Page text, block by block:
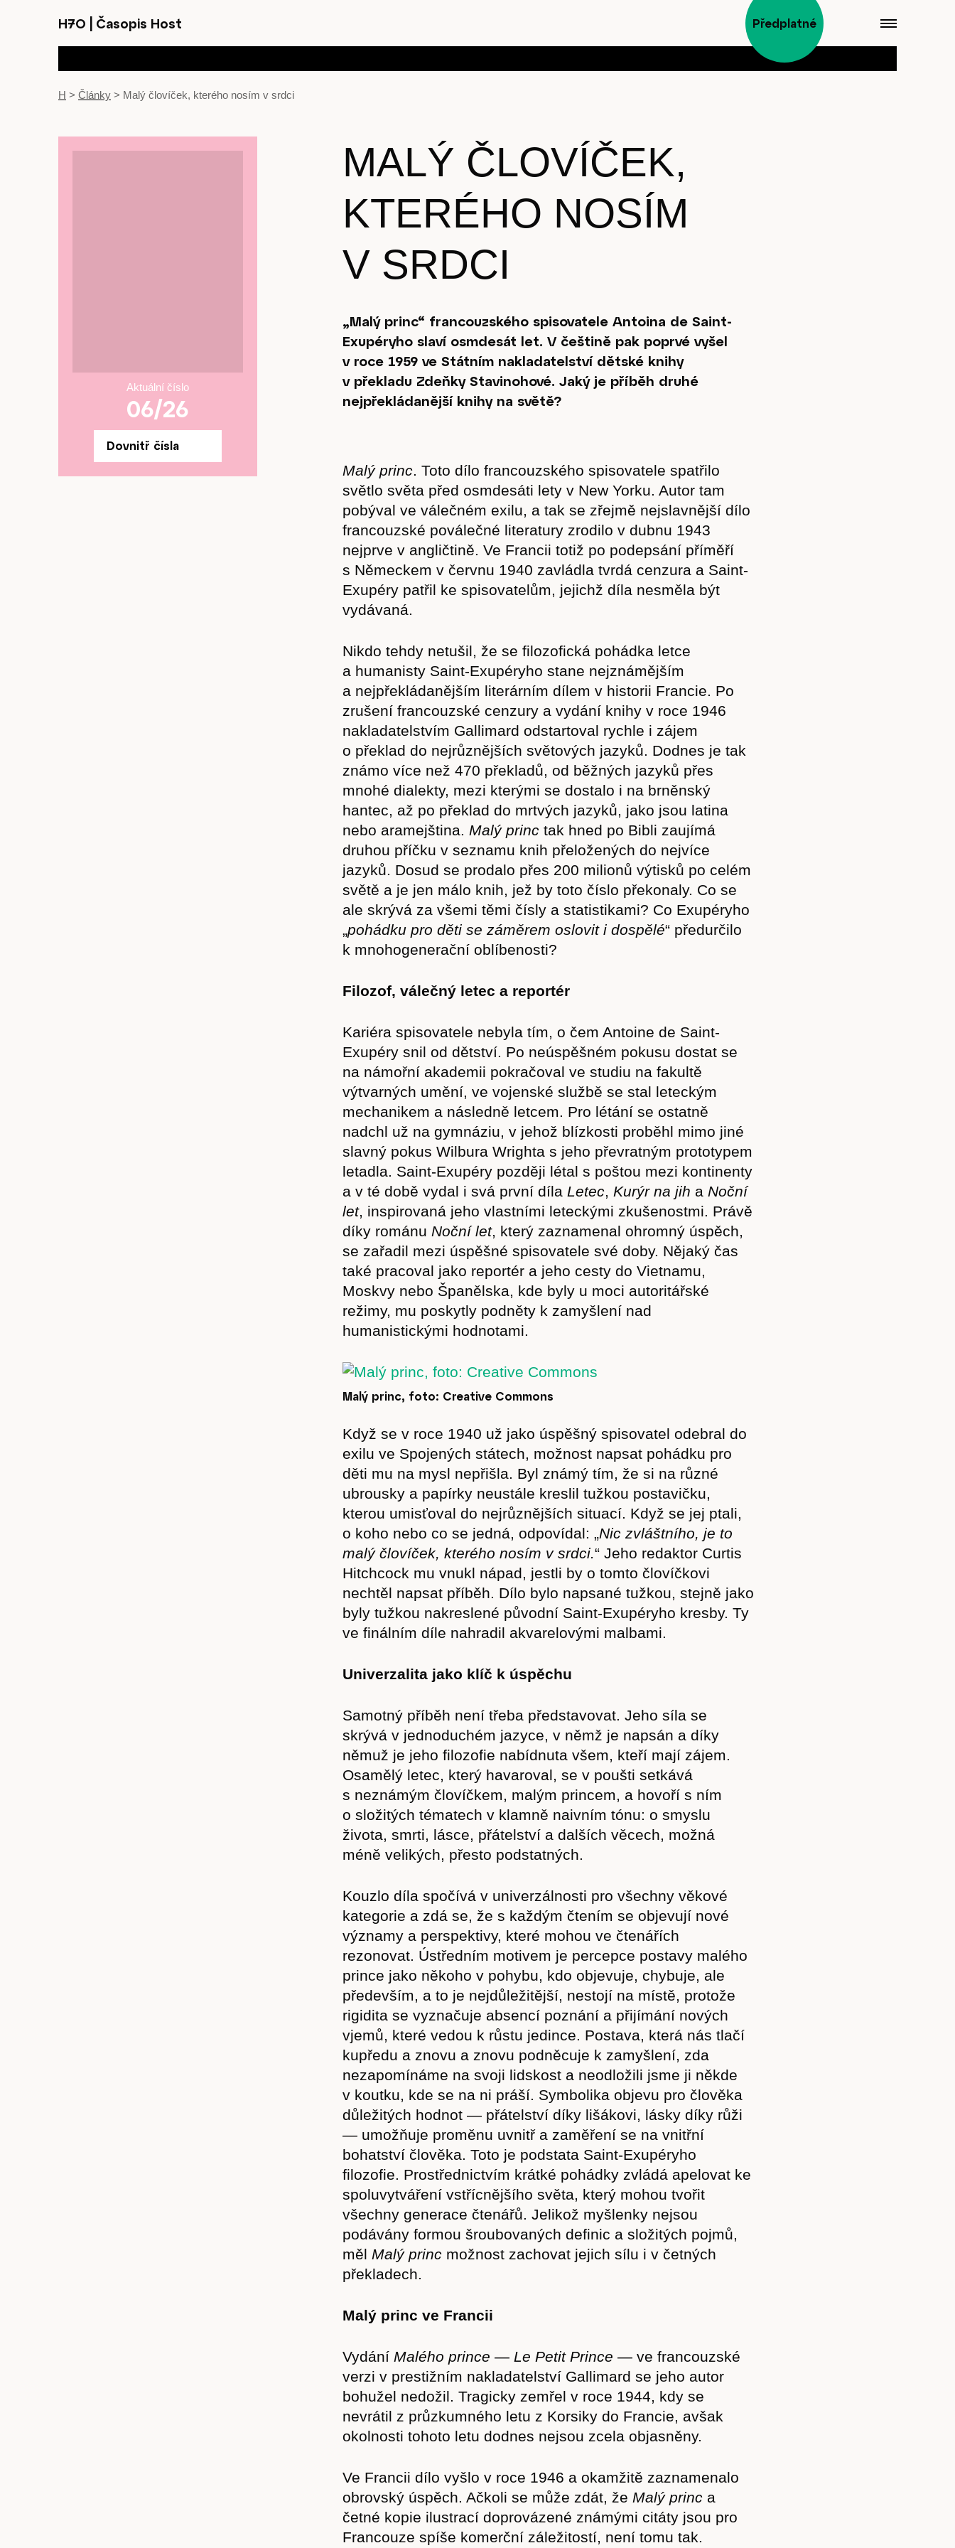
H7O Časopis Host Předplatné
Časopis
Hostcast Akce
Obchod
H > Články > Malý človíček, kterého nosím v srdci
Aktuální číslo
06/26
Dovnitř čísla
MALÝ ČLOVÍČEK,
KTERÉHO NOSÍM
V SRDCI
„Malý princ“ francouzského spisovatele Antoina de Saint-
Exupéryho slaví osmdesát let. V češtině pak poprvé vyšel
v roce 1959 ve Státním nakladatelství dětské knihy
v překladu Zdeňky Stavinohové. Jaký je příběh druhé
nejpřekládanější knihy na světě?
Malý princ. Toto dílo francouzského spisovatele spatřilo
světlo světa před osmdesáti lety v New Yorku. Autor tam
pobýval ve válečném exilu, a tak se zřejmě nejslavnější dílo
francouzské poválečné literatury zrodilo v dubnu 1943
nejprve v angličtině. Ve Francii totiž po podepsání příměří
s Německem v červnu 1940 zavládla tvrdá cenzura a Saint-
Exupéry patřil ke spisovatelům, jejichž díla nesměla být
vydávaná.
Nikdo tehdy netušil, že se filozofická pohádka letce
a humanisty Saint-Exupéryho stane nejznámějším
a nejpřekládanějším literárním dílem v historii Francie. Po
zrušení francouzské cenzury a vydání knihy v roce 1946
nakladatelstvím Gallimard odstartoval rychle i zájem
o překlad do nejrůznějších světových jazyků. Dodnes je tak
známo více než 470 překladů, od běžných jazyků přes
mnohé dialekty, mezi kterými se dostalo i na brněnský
hantec, až po překlad do mrtvých jazyků, jako jsou latina
nebo aramejština. Malý princ tak hned po Bibli zaujímá
druhou příčku v seznamu knih přeložených do nejvíce
jazyků. Dosud se prodalo přes 200 milionů výtisků po celém
světě a je jen málo knih, jež by toto číslo překonaly. Co se
ale skrývá za všemi těmi čísly a statistikami? Co Exupéryho
„pohádku pro děti se záměrem oslovit i dospělé“ předurčilo
k mnohogenerační oblíbenosti?
Filozof, válečný letec a reportér
Kariéra spisovatele nebyla tím, o čem Antoine de Saint-
Exupéry snil od dětství. Po neúspěšném pokusu dostat se
na námořní akademii pokračoval ve studiu na fakultě
výtvarných umění, ve vojenské službě se stal leteckým
mechanikem a následně letcem. Pro létání se ostatně
nadchl už na gymnáziu, v jehož blízkosti proběhl mimo jiné
slavný pokus Wilbura Wrighta s jeho převratným prototypem
letadla. Saint-Exupéry později létal s poštou mezi kontinenty
a v té době vydal i svá první díla Letec, Kurýr na jih a Noční
let, inspirovaná jeho vlastními leteckými zkušenostmi. Právě
díky románu Noční let, který zaznamenal ohromný úspěch,
se zařadil mezi úspěšné spisovatele své doby. Nějaký čas
také pracoval jako reportér a jeho cesty do Vietnamu,
Moskvy nebo Španělska, kde byly u moci autoritářské
režimy, mu poskytly podněty k zamyšlení nad
humanistickými hodnotami.
Malý princ, foto: Creative Commons
Když se v roce 1940 už jako úspěšný spisovatel odebral do
exilu ve Spojených státech, možnost napsat pohádku pro
děti mu na mysl nepřišla. Byl známý tím, že si na různé
ubrousky a papírky neustále kreslil tužkou postavičku,
kterou umisťoval do nejrůznějších situací. Když se jej ptali,
o koho nebo co se jedná, odpovídal: „Nic zvláštního, je to
malý človíček, kterého nosím v srdci.“ Jeho redaktor Curtis
Hitchcock mu vnukl nápad, jestli by o tomto človíčkovi
nechtěl napsat příběh. Dílo bylo napsané tužkou, stejně jako
byly tužkou nakreslené původní Saint-Exupéryho kresby. Ty
ve finálním díle nahradil akvarelovými malbami.
Univerzalita jako klíč k úspěchu
Samotný příběh není třeba představovat. Jeho síla se
skrývá v jednoduchém jazyce, v němž je napsán a díky
němuž je jeho filozofie nabídnuta všem, kteří mají zájem.
Osamělý letec, který havaroval, se v poušti setkává
s neznámým človíčkem, malým princem, a hovoří s ním
o složitých tématech v klamně naivním tónu: o smyslu
života, smrti, lásce, přátelství a dalších věcech, možná
méně velikých, přesto podstatných.
Kouzlo díla spočívá v univerzálnosti pro všechny věkové
kategorie a zdá se, že s každým čtením se objevují nové
významy a perspektivy, které mohou ve čtenářích
rezonovat. Ústředním motivem je percepce postavy malého
prince jako někoho v pohybu, kdo objevuje, chybuje, ale
především, a to je nejdůležitější, nestojí na místě, protože
rigidita se vyznačuje absencí poznání a přijímání nových
vjemů, které vedou k růstu jedince. Postava, která nás tlačí
kupředu a znovu a znovu podněcuje k zamyšlení, zda
nezapomínáme na svoji lidskost a neodložili jsme ji někde
v koutku, kde se na ni práší. Symbolika objevu pro člověka
důležitých hodnot — přátelství díky lišákovi, lásky díky růži
— umožňuje proměnu uvnitř a zaměření se na vnitřní
bohatství člověka. Toto je podstata Saint-Exupéryho
filozofie. Prostřednictvím krátké pohádky zvládá apelovat ke
spoluvytváření vstřícnějšího světa, který mohou tvořit
všechny generace čtenářů. Jelikož myšlenky nejsou
podávány formou šroubovaných definic a složitých pojmů,
měl Malý princ možnost zachovat jejich sílu i v četných
překladech.
Malý princ ve Francii
Vydání Malého prince — Le Petit Prince — ve francouzské
verzi v prestižním nakladatelství Gallimard se jeho autor
bohužel nedožil. Tragicky zemřel v roce 1944, kdy se
nevrátil z průzkumného letu z Korsiky do Francie, avšak
okolnosti tohoto letu dodnes nejsou zcela objasněny.
Ve Francii dílo vyšlo v roce 1946 a okamžitě zaznamenalo
obrovský úspěch. Ačkoli se může zdát, že Malý princ a
četné kopie ilustrací doprovázené známými citáty jsou pro
Francouze spíše komerční záležitostí, není tomu tak.